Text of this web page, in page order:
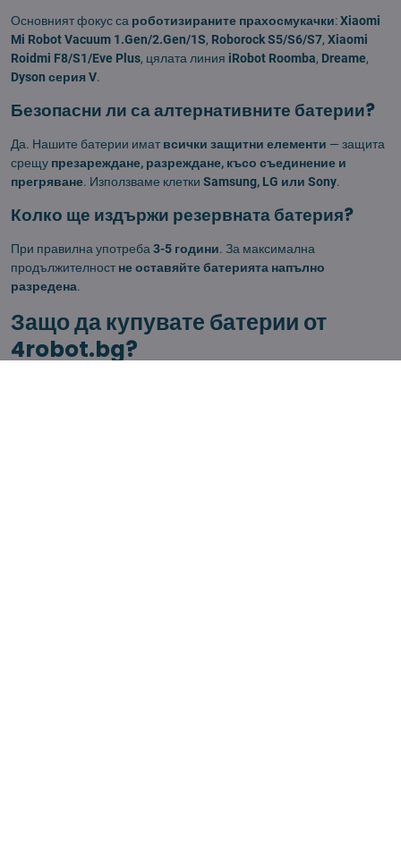
Основният фокус са роботизираните прахосмукачки:Xiaomi
Mi Robot Vacuum 1.Gen/2.Gen/1S, Roborock S5/S6/S7, Xiaomi
Roidmi F8/S1/Eve Plus, цялата линия iRobot Roomba, Dreame,
Dyson серия V.
Безопасни ли са алтернативните батерии?
Да. Нашите батерии имат всички защитни елементи — защита
срещу презареждане, разреждане, късо съединение и
прегряване. Използваме клетки Samsung, LG или Sony.
Колко ще издържи резервната батерия?
При правилна употреба 3-5 години. За максимална
продължителност не оставяйте батерията напълно
разредена.
Защо да купувате батерии от
4robot.bg?